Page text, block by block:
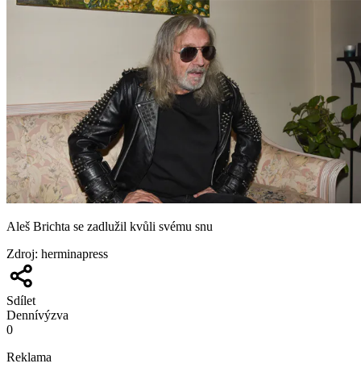
Aleš Brichta se zadlužil kvůli svému snu
Zdroj: herminapress
Sdílet
Dennívýzva
0
Reklama